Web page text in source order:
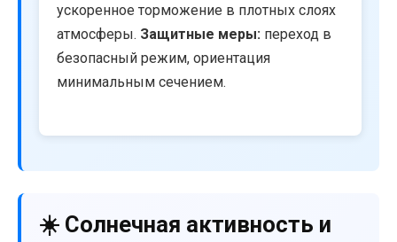
ускоренное торможение в плотных слоях
атмосферы. Защитные меры: переход в
безопасный режим, ориентация
минимальным сечением.
☀️ Солнечная активность и